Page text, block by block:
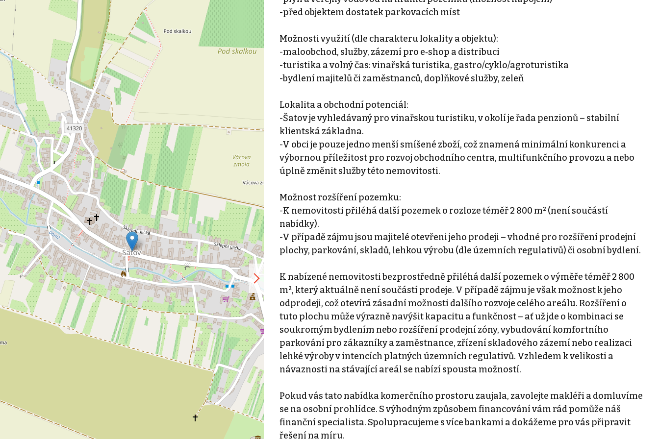
-před objektem dostatek parkovacích míst
Možnosti využití (dle charakteru lokality a objektu):
-maloobchod, služby, zázemí pro e‑shop a distribuci
-turistika a volný čas: vinařská turistika, gastro/cyklo/agroturistika
-bydlení majitelů či zaměstnanců, doplňkové služby, zeleň
Lokalita a obchodní potenciál:
-Šatov je vyhledávaný pro vinařskou turistiku, v okolí je řada penzionů – stabilní
klientská základna.
-V obci je pouze jedno menší smíšené zboží, což znamená minimální konkurenci a
výbornou příležitost pro rozvoj obchodního centra, multifunkčního provozu a nebo
úplně změnit služby této nemovitosti.
Možnost rozšíření pozemku:
-K nemovitosti přiléhá další pozemek o rozloze téměř 2 800 m² (není součástí
nabídky).
-V případě zájmu jsou majitelé otevřeni jeho prodeji – vhodné pro rozšíření prodejní
plochy, parkování, skladů, lehkou výrobu (dle územních regulativů) či osobní bydlení.
K nabízené nemovitosti bezprostředně přiléhá další pozemek o výměře téměř 2 800
m², který aktuálně není součástí prodeje. V případě zájmu je však možnost k jeho
odprodeji, což otevírá zásadní možnosti dalšího rozvoje celého areálu. Rozšíření o
tuto plochu může výrazně navýšit kapacitu a funkčnost – ať už jde o kombinaci se
soukromým bydlením nebo rozšíření prodejní zóny, vybudování komfortního
parkování pro zákazníky a zaměstnance, zřízení skladového zázemí nebo realizaci
lehké výroby v intencích platných územních regulativů. Vzhledem k velikosti a
návaznosti na stávající areál se nabízí spousta možností.
Pokud vás tato nabídka komerčního prostoru zaujala, zavolejte makléři a domluvíme
se na osobní prohlídce. S výhodným způsobem financování vám rád pomůže náš
finanční specialista. Spolupracujeme s více bankami a dokážeme pro vás připravit
řešení na míru.